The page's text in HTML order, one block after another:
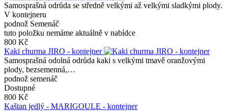
Samosprašná odrůda se středně velkými až velkými sladkými plody.
V kontejneru
podnož Semenáč
tuto položku nemáme aktuálně v nabídce
800 Kč
Kaki churma JIRO - kontejner
Samosprašná odolná odrůda kaki s velkými tmavě oranžovými
plody, bezsemenná,…
podnož semenáč
Dostupné
800 Kč
Kaštan jedlý - MARIGOULE - kontejner